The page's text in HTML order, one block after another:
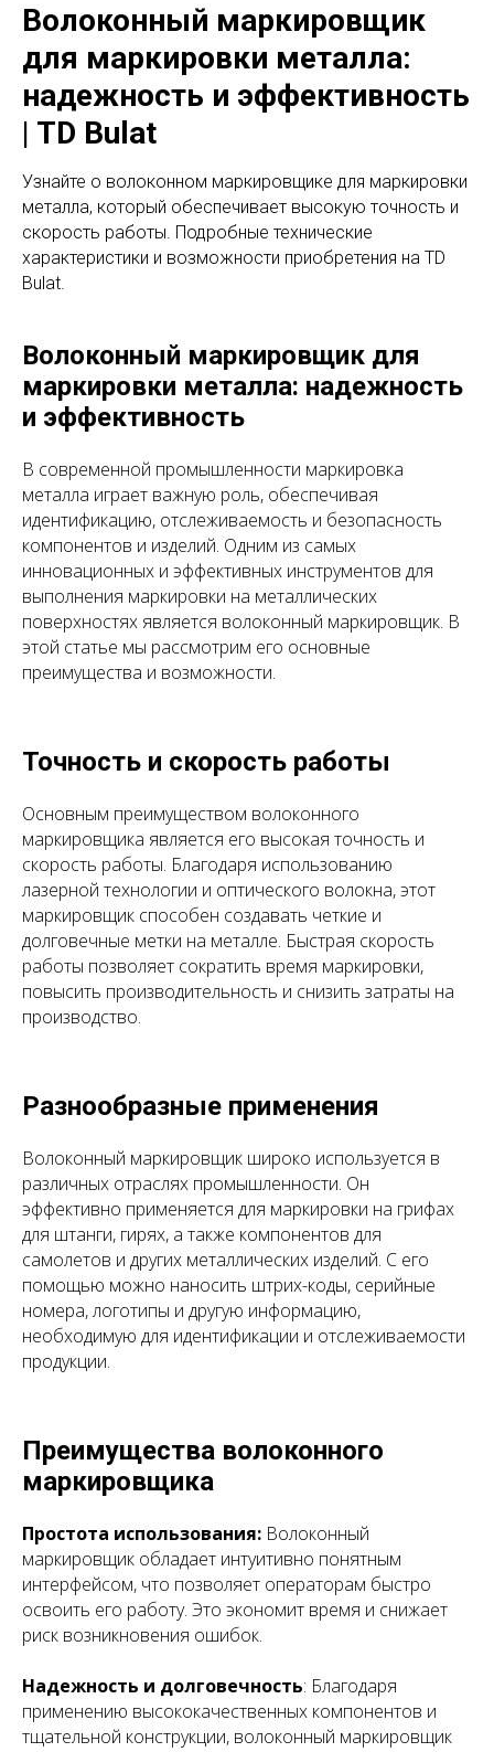
Волоконный маркировщик
для маркировки металла:
надежность и эффективность
| TD Bulat
Узнайте о волоконном маркировщике для маркировки
металла, который обеспечивает высокую точность и
скорость работы. Подробные технические
характеристики и возможности приобретения на TD
Bulat.
Волоконный маркировщик для
маркировки металла: надежность
и эффективность
В современной промышленности маркировка
металла играет важную роль, обеспечивая
идентификацию, отслеживаемость и безопасность
компонентов и изделий. Одним из самых
инновационных и эффективных инструментов для
выполнения маркировки на металлических
поверхностях является волоконный маркировщик. В
этой статье мы рассмотрим его основные
преимущества и возможности.
Точность и скорость работы
Основным преимуществом волоконного
маркировщика является его высокая точность и
скорость работы. Благодаря использованию
лазерной технологии и оптического волокна, этот
маркировщик способен создавать четкие и
долговечные метки на металле. Быстрая скорость
работы позволяет сократить время маркировки,
повысить производительность и снизить затраты на
производство.
Разнообразные применения
Волоконный маркировщик широко используется в
различных отраслях промышленности. Он
эффективно применяется для маркировки на грифах
для штанги, гирях, а также компонентов для
самолетов и других металлических изделий. С его
помощью можно наносить штрих-коды, серийные
номера, логотипы и другую информацию,
необходимую для идентификации и отслеживаемости
продукции.
Преимущества волоконного
маркировщика
Простота использования: Волоконный
маркировщик обладает интуитивно понятным
интерфейсом, что позволяет операторам быстро
освоить его работу. Это экономит время и снижает
риск возникновения ошибок.
Надежность и долговечность: Благодаря
применению высококачественных компонентов и
тщательной конструкции, волоконный маркировщик